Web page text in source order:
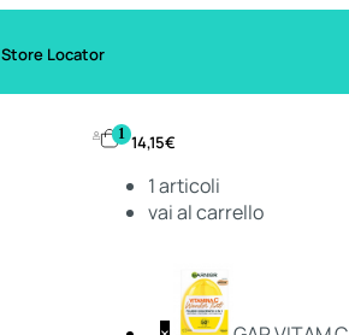
Store Locator
1 14,15€
1articoli
vai al carrello